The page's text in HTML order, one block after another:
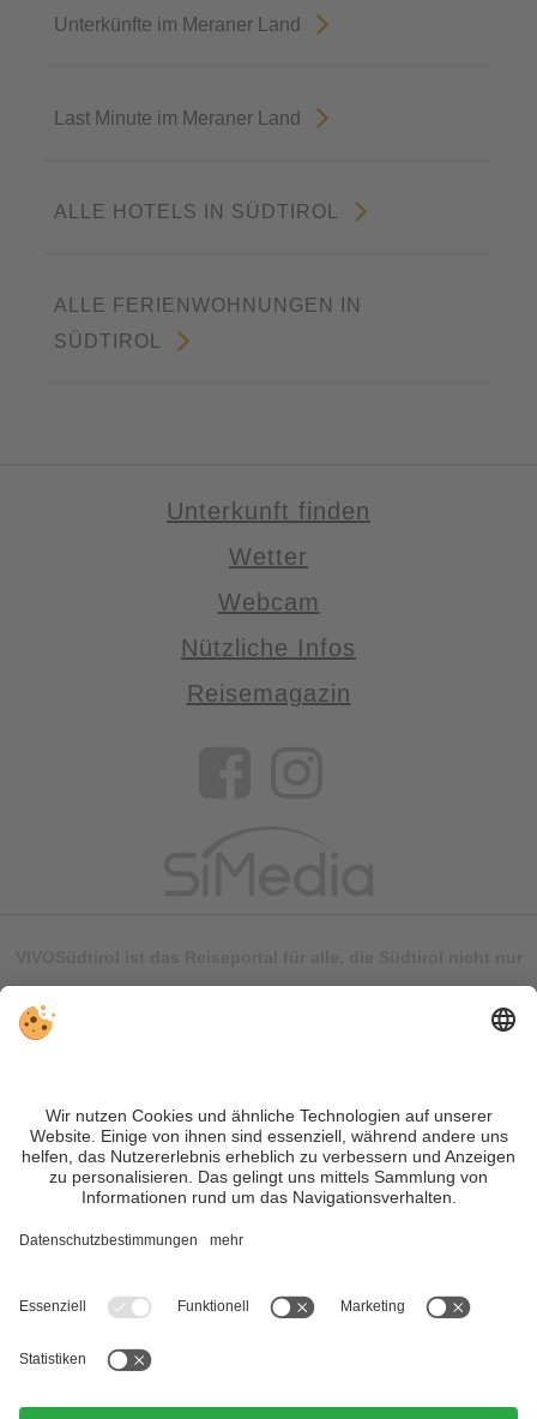
Unterkünfte im Meraner Land
Last Minute im Meraner Land
ALLE HOTELS IN SÜDTIROL
ALLE FERIENWOHNUNGEN IN
SÜDTIROL
Unterkunft finden
Wetter
Webcam
Nützliche Infos
Reisemagazin
können Fehler auftreten. Wir übernehmen keine Gewähr für
die Richtigkeit und Vollständigkeit aller Informationen.
Informieren Sie sich sicherheitshalber nochmals beim
Veranstalter vor Ort über die aktuellen Bedingungen.
Sitemap| Impressum&Datenschutz
Individuelle Cookie-